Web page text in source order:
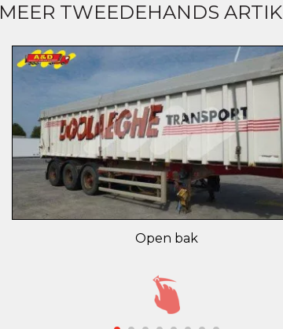
MEER TWEEDEHANDS
Open bak